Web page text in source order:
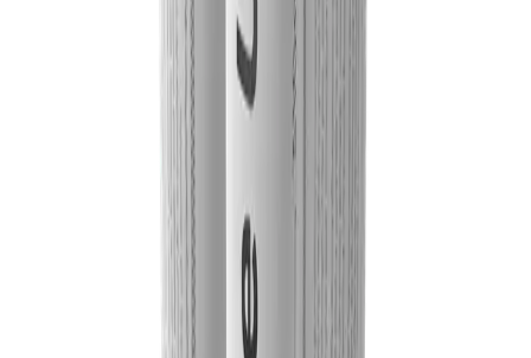
Appliquer uniformément l'adhésif à l'aide d'un pistolet à main ou à
pression sur les surfaces à coller. Rejoignez-les immédiatement.
L'épaisseur de la couche dépend de la consistance des matériaux à
coller. Une application unilatérale est possible. Dans ce cas, joindre
les pièces avant formation d'une peau à la surface de la couche
adhésive. Appuyez bien. Assurez-vous que les deux surfaces sont